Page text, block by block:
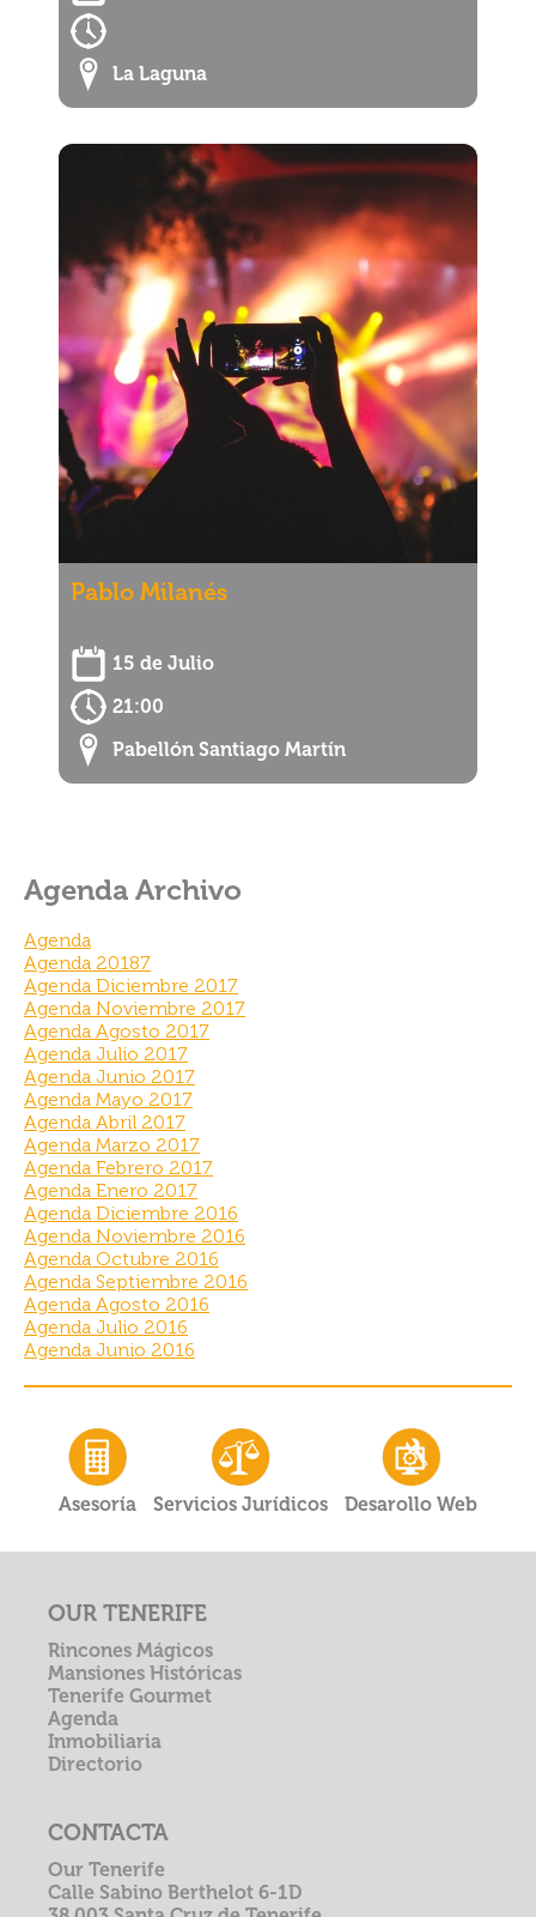
La Laguna
Pablo Milanés
15 de Julio
21:00
Pabellón Santiago Martín
Agenda Archivo
Agenda
Agenda 20187
Agenda Diciembre 2017
Agenda Noviembre 2017
Agenda Agosto 2017
Agenda Julio 2017
Agenda Junio 2017
Agenda Mayo 2017
Agenda Abril 2017
Agenda Marzo 2017
Agenda Febrero 2017
Agenda Enero 2017
Agenda Diciembre 2016
Agenda Noviembre 2016
Agenda Octubre 2016
Agenda Septiembre 2016
Agenda Agosto 2016
Agenda Julio 2016
Agenda Junio 2016
Asesoría Servicios Jurídicos Desarollo Web
OUR TENERIFE
Rincones Mágicos
Mansiones Históricas
Tenerife Gourmet
Agenda
Inmobiliaria
Directorio
CONTACTA
Our Tenerife
Calle Sabino Berthelot 6-1D